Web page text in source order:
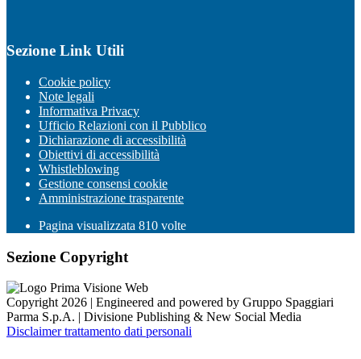
Sezione Link Utili
Cookie policy
Note legali
Informativa Privacy
Ufficio Relazioni con il Pubblico
Dichiarazione di accessibilità
Obiettivi di accessibilità
Whistleblowing
Gestione consensi cookie
Amministrazione trasparente
Pagina visualizzata 810 volte
Sezione Copyright
Copyright 2026 | Engineered and powered by Gruppo Spaggiari
Parma S.p.A. | Divisione Publishing & New Social Media
Disclaimer trattamento dati personali